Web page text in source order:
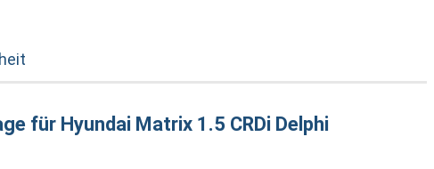
für Hyundai Matrix 1.5 CRDi Delphi